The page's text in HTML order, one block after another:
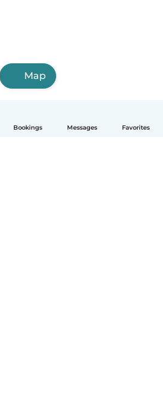
Bookings Messages Favorites
Map